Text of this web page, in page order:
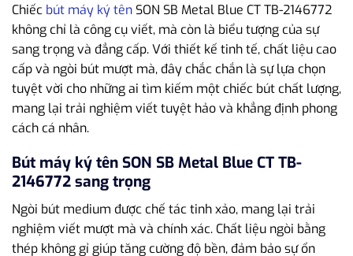
Chiếc bút máy ký tên SON SB Metal Blue CT TB-2146772
không chỉ là công cụ viết, mà còn là biểu tượng của sự
sang trọng và đẳng cấp. Với thiết kế tinh tế, chất liệu cao
cấp và ngòi bút mượt mà, đây chắc chắn là sự lựa chọn
tuyệt vời cho những ai tìm kiếm một chiếc bút chất lượng,
mang lại trải nghiệm viết tuyệt hảo và khẳng định phong
cách cá nhân.
Bút máy ký tên SON SB Metal Blue CT TB-
2146772 sang trọng
Ngòi bút medium được chế tác tinh xảo, mang lại trải
nghiệm viết mượt mà và chính xác. Chất liệu ngòi bằng
thép không gỉ giúp tăng cường độ bền, đảm bảo sự ổn